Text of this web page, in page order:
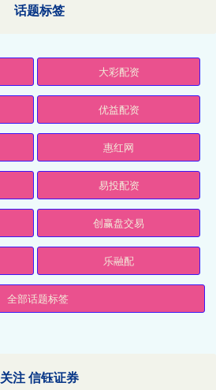
话题标签
大彩配资
优益配资
惠红网
易投配资
创赢盘交易
乐融配
全部话题标签
关注 信钰证券